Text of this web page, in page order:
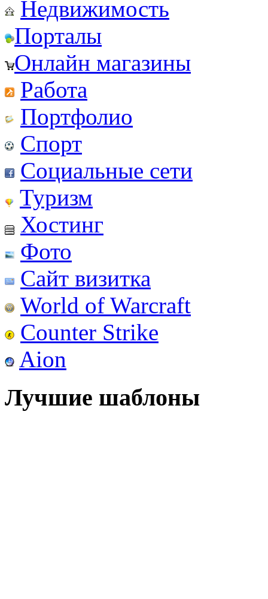
Недвижимость
Порталы
Онлайн магазины
Работа
Портфолио
Спорт
Социальные сети
Туризм
Хостинг
Фото
Сайт визитка
World of Warcraft
Counter Strike
Aion
Лучшие шаблоны